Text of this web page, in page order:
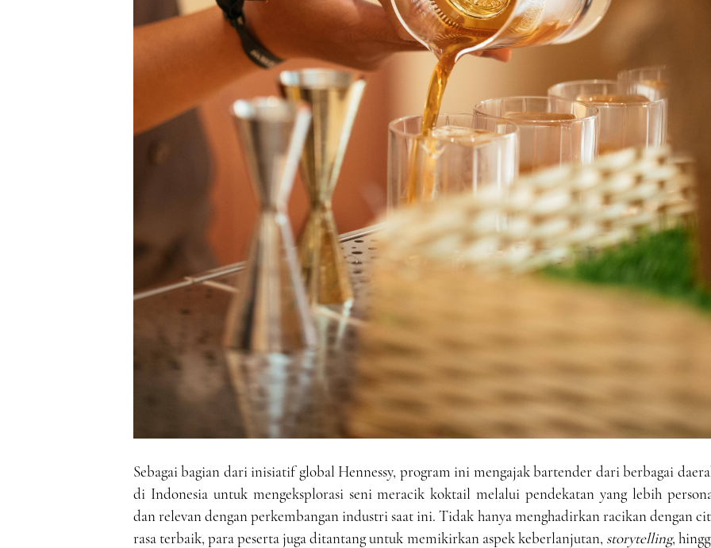
Sebagai bagian dari inisiatif global Hennessy, program ini mengajak bartender dari berbagai
di Indonesia untuk mengeksplorasi seni meracik koktail melalui pendekatan yang lebih
dan relevan dengan perkembangan industri saat ini. Tidak hanya menghadirkan racikan dengan
rasa terbaik, para peserta juga ditantang untuk memikirkan aspek keberlanjutan, storytelling,